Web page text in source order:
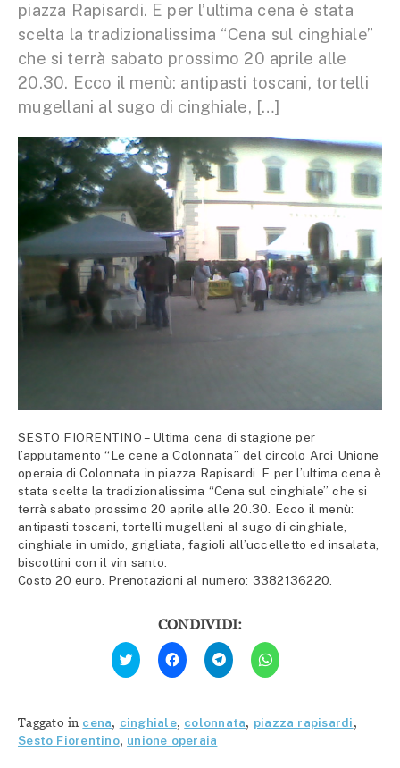
piazza Rapisardi. E per l’ultima cena è stata
scelta la tradizionalissima “Cena sul cinghiale”
che si terrà sabato prossimo 20 aprile alle
20.30. Ecco il menù: antipasti toscani, tortelli
mugellani al sugo di cinghiale, […]
SESTO FIORENTINO – Ultima cena di stagione per
l’apputamento “Le cene a Colonnata” del circolo Arci Unione
operaia di Colonnata in piazza Rapisardi. E per l’ultima cena è
stata scelta la tradizionalissima “Cena sul cinghiale” che si
terrà sabato prossimo 20 aprile alle 20.30. Ecco il menù:
antipasti toscani, tortelli mugellani al sugo di cinghiale,
cinghiale in umido, grigliata, fagioli all’uccelletto ed insalata,
biscottini con il vin santo.
Costo 20 euro. Prenotazioni al numero: 3382136220.
CONDIVIDI:
Fai
clic
qui
Twitter
(Si
apre
in
Fai
clic
per
condividere
(Si
apre
in
una
Fai
clic
per
condividere
(Si
apre
Fai
clic
per
(Si
apre
Taggato in cena, cinghiale, colonnata, piazza rapisardi,
Sesto Fiorentino, unione operaia